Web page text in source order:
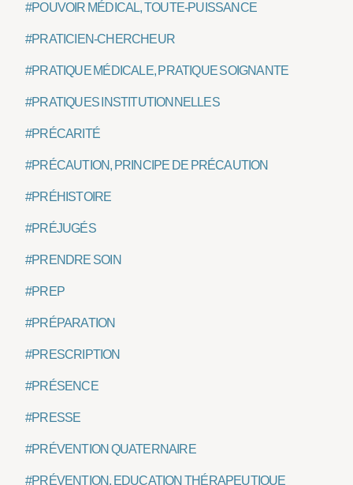
#POUVOIR MÉDICAL, TOUTE-PUISSANCE
#PRATICIEN-CHERCHEUR
#PRATIQUE MÉDICALE, PRATIQUE SOIGNANTE
#PRATIQUES INSTITUTIONNELLES
#PRÉCARITÉ
#PRÉCAUTION, PRINCIPE DE PRÉCAUTION
#PRÉHISTOIRE
#PRÉJUGÉS
#PRENDRE SOIN
#PREP
#PRÉPARATION
#PRESCRIPTION
#PRÉSENCE
#PRESSE
#PRÉVENTION QUATERNAIRE
#PRÉVENTION, EDUCATION THÉRAPEUTIQUE